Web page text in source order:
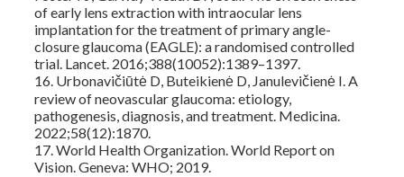
of early lens extraction with intraocular lens
implantation for the treatment of primary angle-
closure glaucoma (EAGLE): a randomised controlled
trial. Lancet. 2016;388(10052):1389–1397.
16. Urbonavičiūtė D, Buteikienė D, Janulevičienė I. A
review of neovascular glaucoma: etiology,
pathogenesis, diagnosis, and treatment. Medicina.
2022;58(12):1870.
17. World Health Organization. World Report on
Vision. Geneva: WHO; 2019.